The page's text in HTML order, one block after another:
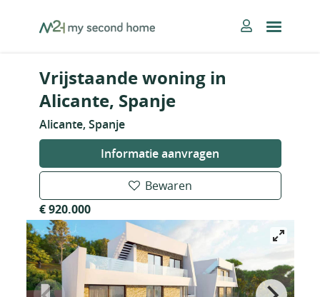
MySecondHome
Vrijstaande woning in
Alicante, Spanje
Alicante, Spanje
Informatie aanvragen
Bewaren
€ 920.000